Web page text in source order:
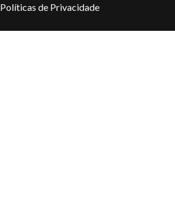
Políticas de Privacidade